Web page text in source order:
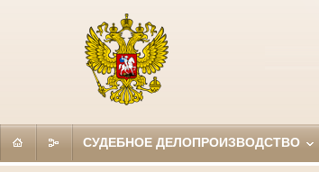
СУДЕБНОЕ ДЕЛОПРОИЗВОДСТВО